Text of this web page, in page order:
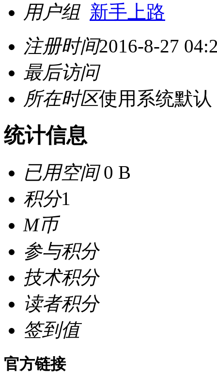
用户组 新手上路
注册时间2016-8-27
最后访问
所在时区使用系统默认
统计信息
已用空间0 B
积分1
M币
参与积分
技术积分
读者积分
签到值
官方链接